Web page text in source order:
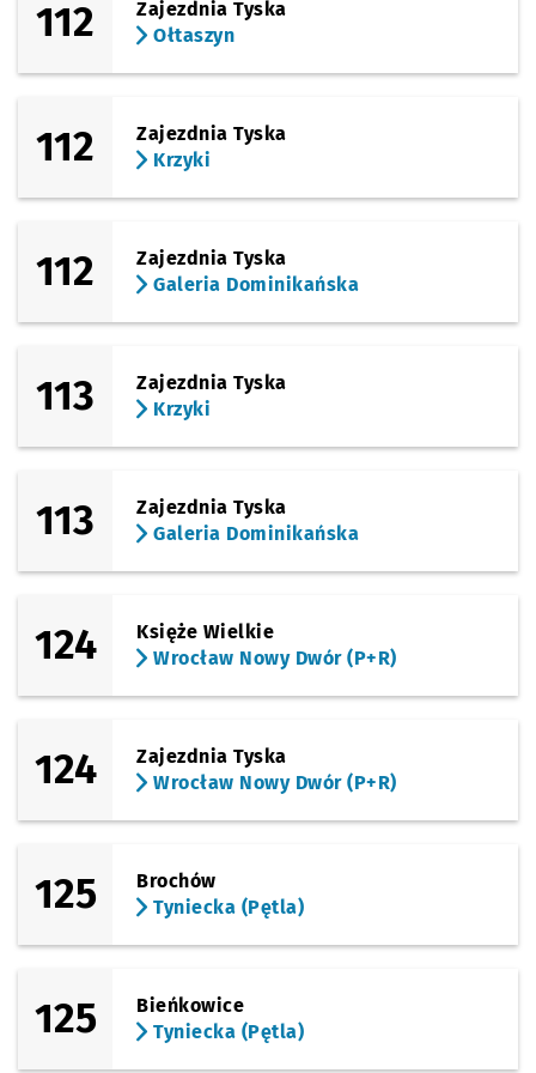
112
Zajezdnia Tyska
Ołtaszyn
112
Zajezdnia Tyska
Krzyki
112
Zajezdnia Tyska
Galeria Dominikańska
113
Zajezdnia Tyska
Krzyki
113
Zajezdnia Tyska
Galeria Dominikańska
124
Księże Wielkie
Wrocław Nowy Dwór (P+R)
124
Zajezdnia Tyska
Wrocław Nowy Dwór (P+R)
125
Brochów
Tyniecka (Pętla)
125
Bieńkowice
Tyniecka (Pętla)